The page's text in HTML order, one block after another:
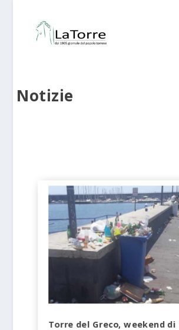
Notizie
Torre del Greco, weekend di